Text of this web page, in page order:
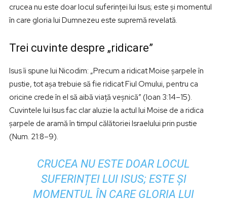
crucea nu este doar locul suferinței lui Isus; este și momentul
în care gloria lui Dumnezeu este supremă revelată.
Trei cuvinte despre „ridicare”
Isus îi spune lui Nicodim: „Precum a ridicat Moise șarpele în
pustie, tot așa trebuie să fie ridicat Fiul Omului, pentru ca
oricine crede în el să aibă viață veșnică” (Ioan 3:14–15).
Cuvintele lui Isus fac clar aluzie la actul lui Moise de a ridica
șarpele de aramă în timpul călătoriei Israelului prin pustie
(Num. 21:8–9).
CRUCEA NU ESTE DOAR LOCUL
SUFERINȚEI LUI ISUS; ESTE ȘI
MOMENTUL ÎN CARE GLORIA LUI